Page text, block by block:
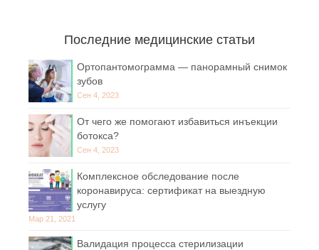
Последние медицинские статьи
Ортопантомограмма — панорамный снимок
зубов
Сен 4, 2023
От чего же помогают избавиться инъекции
ботокса?
Сен 4, 2023
Комплексное обследование после
коронавируса: сертификат на выездную
услугу
Мар 21, 2021
Валидация процесса стерилизации